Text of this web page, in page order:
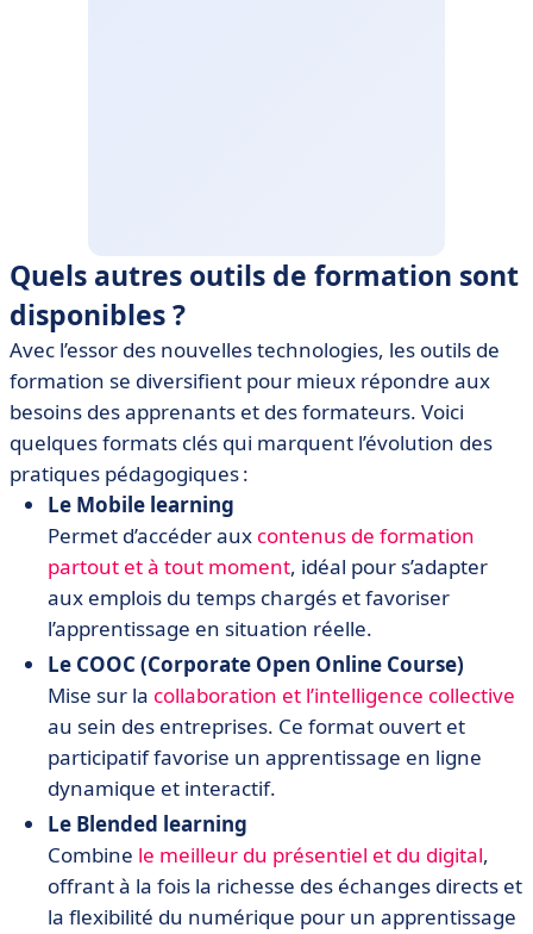
Quels autres outils de formation sont
disponibles ?
Avec l’essor des nouvelles technologies, les outils de
formation se diversifient pour mieux répondre aux
besoins des apprenants et des formateurs. Voici
quelques formats clés qui marquent l’évolution des
pratiques pédagogiques :
Le Mobile learning
Permet d’accéder aux contenus de formation
partout et à tout moment, idéal pour s’adapter
aux emplois du temps chargés et favoriser
l’apprentissage en situation réelle.
Le COOC (Corporate Open Online Course)
Mise sur la collaboration et l’intelligence collective
au sein des entreprises. Ce format ouvert et
participatif favorise un apprentissage en ligne
dynamique et interactif.
Le Blended learning
Combine le meilleur du présentiel et du digital,
offrant à la fois la richesse des échanges directs et
la flexibilité du numérique pour un apprentissage